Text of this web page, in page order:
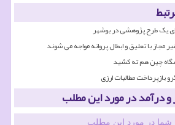
یک طرح پژوهشی در بوشهر
با تعلیق و ابطال پروانه مواجه می شوند
چین هم ته کشید
بازپرداخت مطالبات ارزی
و درآمد در مورد این مطلب
شما در مورد این مطلب